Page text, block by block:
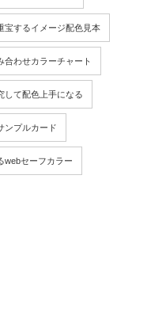
宝するイメージ配色見本
合わせカラーチャート
して配色上手になる
ンプルカード
webセーフカラー